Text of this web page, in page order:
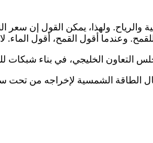
مثل الطاقة الشمسية والرياح. ولهذا، يمكن
وعندما أقول القمح، أقول الماء. لا
التعاون الخليجي، في بناء شبكات
الطاقة الشمسية لإخراجه من تحت